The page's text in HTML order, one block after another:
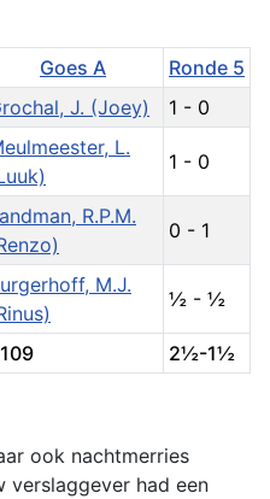
Goes A
Ronde 5
J. (Joey)
1 - 0
L.
1 - 0
R.P.M.
0 - 1
M.J.
½ - ½
2½-1½
ook nachtmerries
verslaggever had een